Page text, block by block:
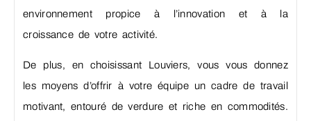
environnement propice à l’innovation et à la
croissance de votre activité.
De plus, en choisissant Louviers, vous vous donnez
les moyens d’offrir à votre équipe un cadre de travail
motivant, entouré de verdure et riche en commodités.